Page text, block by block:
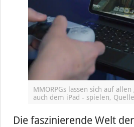
MMORPGs lassen sich auf
auch dem iPad - spielen,
Die faszinierende Welt